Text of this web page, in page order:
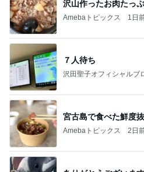
沢山作ったお肉たっ
Amebaトピックス 1日
７人待ち
沢田聖子オフィシャルブ
宮古島で食べた鮮度
Amebaトピックス 2日